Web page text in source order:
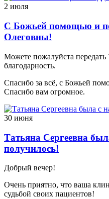
2 июля
С Божьей помощью и
Олеговны!
Можете пожалуйста
благодарность.
Спасибо за всё, с Божьей
Спасибо вам огромное.
30 июня
Татьяна Сергеевна
получилось!
Добрый вечер!
Очень приятно, что ваша
судьбой своих пациентов!